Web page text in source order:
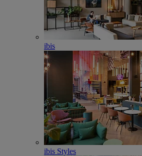
ibis
ibis Styles